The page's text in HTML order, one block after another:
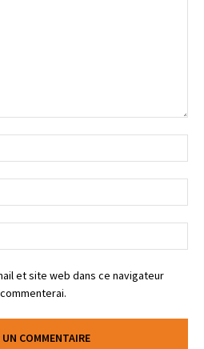
et site web dans ce navigateur